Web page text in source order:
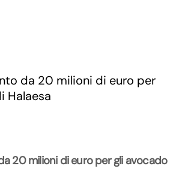
20 milioni di euro per gli avocado